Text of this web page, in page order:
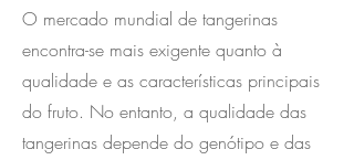
O mercado mundial de tangerinas
encontra-se mais exigente quanto à
qualidade e as características principais
do fruto. No entanto, a qualidade das
tangerinas depende do genótipo e das